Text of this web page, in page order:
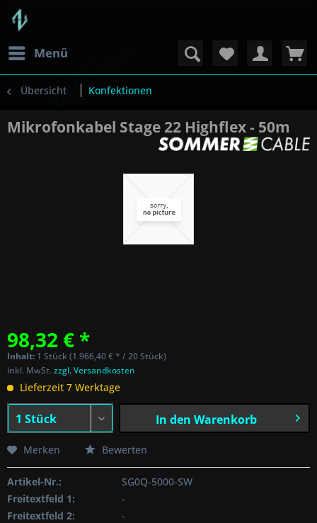
Menü
Übersicht Konfektionen
Mikrofonkabel Stage 22 Highflex - 50m
98,32 € *
Inhalt: 1 Stück (1.966,40 € * / 20 Stück)
inkl. MwSt.zzgl. Versandkosten
Lieferzeit 7 Werktage
In den Warenkorb
Merken Bewerten
Artikel-Nr.:
SG0Q-5000-SW
Freitextfeld 1:
-
Freitextfeld 2:
-